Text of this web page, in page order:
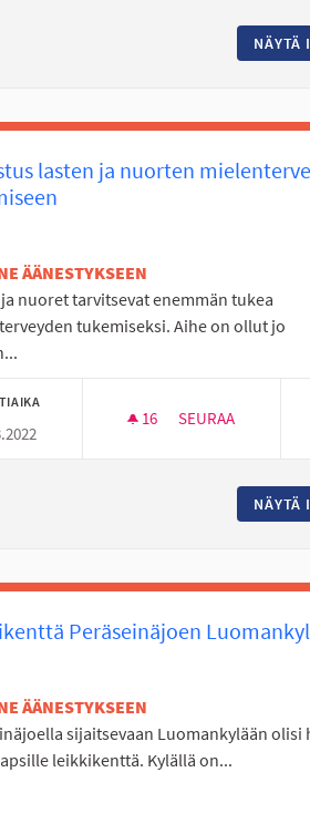
MAKSUTTOMIEN NÄYTÄ
lasten ja nuorten
ÄÄNESTYKSEEN
nuoret tarvitsevat enemmän tukea
tukemiseksi. Aihe on ollut jo
16 16 SEURAAJAA
SEURAA
NÄYTÄ
Peräseinäjoen
ÄÄNESTYKSEEN
sijaitsevaan Luomankylään olisi
leikkikenttä. Kylällä on...